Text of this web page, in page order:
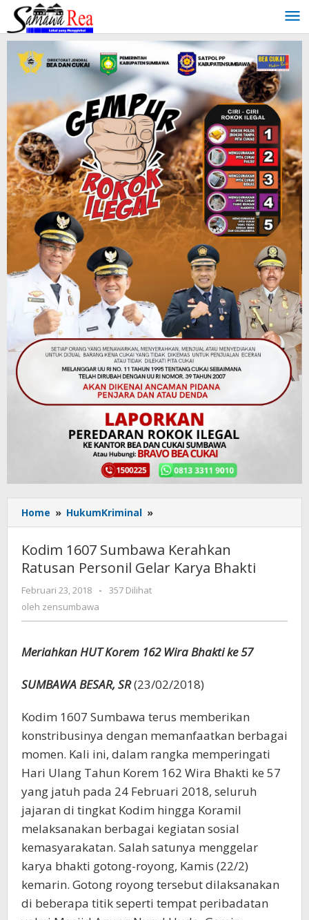
Lewati
konten
Home » HukumKriminal »
1607
Sumbawa
Kerahkan
Ratusan
Kodim 1607 Sumbawa Kerahkan
Ratusan Personil Gelar Karya Bhakti
Februari 23, 2018
oleh
-
357 Dilihat
oleh zensumbawa
Meriahkan HUT Korem 162 Wira Bhakti ke 57
SUMBAWA BESAR, SR(23/02/2018)
Kodim 1607 Sumbawa terus memberikan
konstribusinya dengan memanfaatkan berbagai
momen. Kali ini, dalam rangka memperingati
Hari Ulang Tahun Korem 162 Wira Bhakti ke 57
yang jatuh pada 24 Februari 2018, seluruh
jajaran di tingkat Kodim hingga Koramil
melaksanakan berbagai kegiatan sosial
kemasyarakatan. Salah satunya menggelar
karya bhakti gotong-royong, Kamis (22/2)
kemarin. Gotong royong tersebut dilaksanakan
di beberapa titik seperti tempat peribadatan